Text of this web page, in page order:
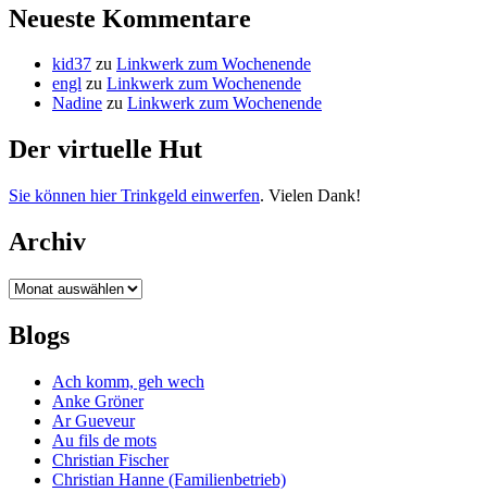
Neueste Kommentare
kid37 zu Linkwerk zum Wochenende
engl zu Linkwerk zum Wochenende
Nadine zu Linkwerk zum Wochenende
Der virtuelle Hut
Sie können hier Trinkgeld einwerfen. Vielen Dank!
Archiv
Archiv
Blogs
Ach komm, geh wech
Anke Gröner
Ar Gueveur
Au fils de mots
Christian Fischer
Christian Hanne (Familienbetrieb)